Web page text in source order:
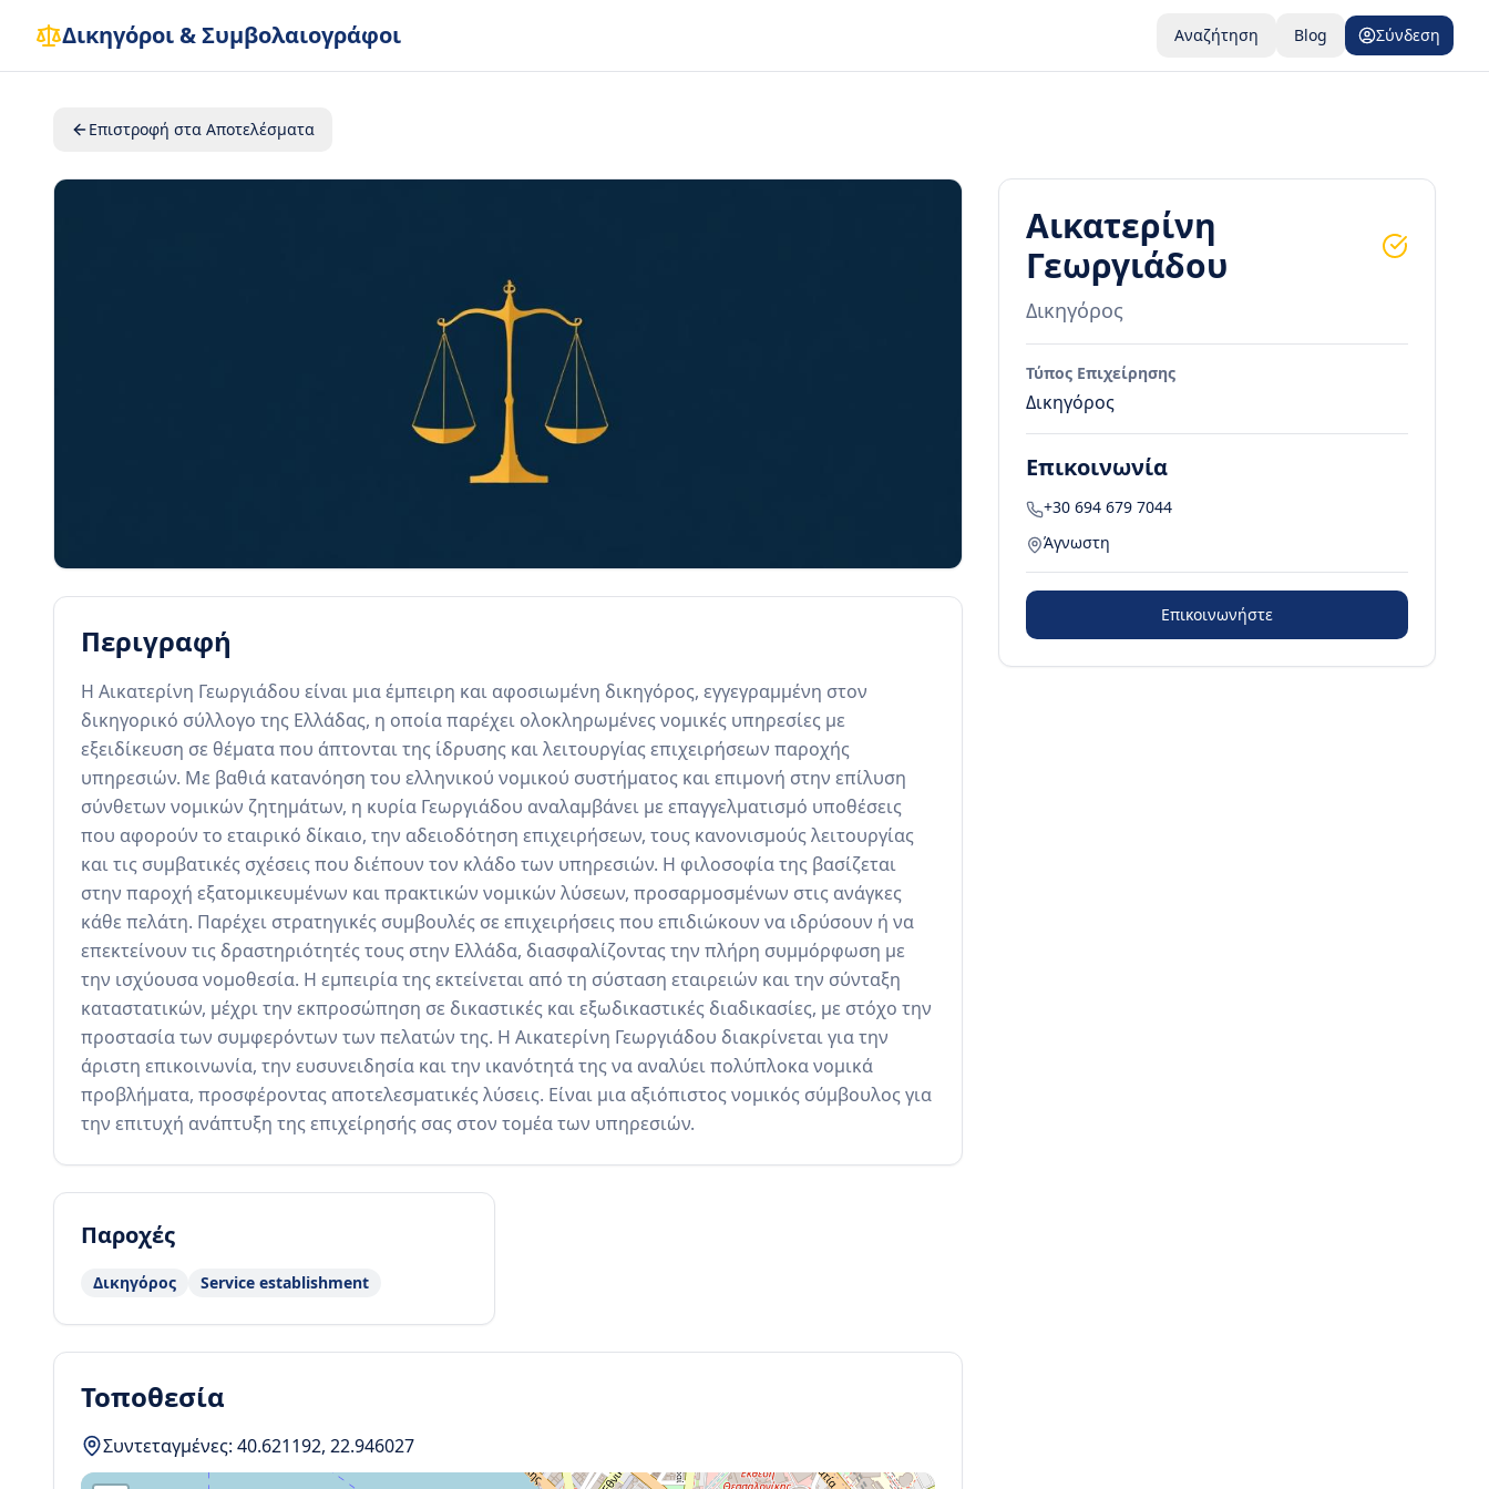
Δικηγόροι & Συμβολαιογράφοι Αναζήτηση Blog Σύνδεση
Επιστροφή στα Αποτελέσματα
Περιγραφή
Η Αικατερίνη Γεωργιάδου είναι μια έμπειρη και αφοσιωμένη δικηγόρος, εγγεγραμμένη στον
δικηγορικό σύλλογο της Ελλάδας, η οποία παρέχει ολοκληρωμένες νομικές υπηρεσίες με
εξειδίκευση σε θέματα που άπτονται της ίδρυσης και λειτουργίας επιχειρήσεων παροχής
υπηρεσιών. Με βαθιά κατανόηση του ελληνικού νομικού συστήματος και επιμονή στην επίλυση
σύνθετων νομικών ζητημάτων, η κυρία Γεωργιάδου αναλαμβάνει με επαγγελματισμό υποθέσεις
που αφορούν το εταιρικό δίκαιο, την αδειοδότηση επιχειρήσεων, τους κανονισμούς λειτουργίας
και τις συμβατικές σχέσεις που διέπουν τον κλάδο των υπηρεσιών. Η φιλοσοφία της βασίζεται
στην παροχή εξατομικευμένων και πρακτικών νομικών λύσεων, προσαρμοσμένων στις ανάγκες
κάθε πελάτη. Παρέχει στρατηγικές συμβουλές σε επιχειρήσεις που επιδιώκουν να ιδρύσουν ή να
επεκτείνουν τις δραστηριότητές τους στην Ελλάδα, διασφαλίζοντας την πλήρη συμμόρφωση με
την ισχύουσα νομοθεσία. Η εμπειρία της εκτείνεται από τη σύσταση εταιρειών και την σύνταξη
καταστατικών, μέχρι την εκπροσώπηση σε δικαστικές και εξωδικαστικές διαδικασίες, με στόχο την
προστασία των συμφερόντων των πελατών της. Η Αικατερίνη Γεωργιάδου διακρίνεται για την
άριστη επικοινωνία, την ευσυνειδησία και την ικανότητά της να αναλύει πολύπλοκα νομικά
προβλήματα, προσφέροντας αποτελεσματικές λύσεις. Είναι μια αξιόπιστος νομικός σύμβουλος για
την επιτυχή ανάπτυξη της επιχείρησής σας στον τομέα των υπηρεσιών.
Παροχές
Δικηγόρος Service establishment
Τοποθεσία
Συντεταγμένες: 40.621192, 22.946027
Αικατερίνη
Γεωργιάδου
Δικηγόρος
Τύπος Επιχείρησης
Δικηγόρος
Επικοινωνία
+30 694 679 7044
Άγνωστη
Επικοινωνήστε